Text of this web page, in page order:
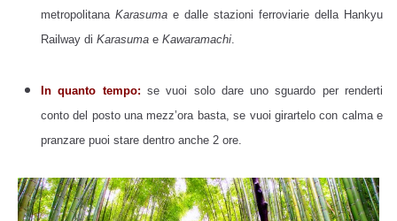
metropolitana Karasuma e dalle stazioni ferroviarie della Hankyu
Railway di Karasuma e Kawaramachi.
In quanto tempo: se vuoi solo dare uno sguardo per renderti
conto del posto una mezz’ora basta, se vuoi girartelo con calma e
pranzare puoi stare dentro anche 2 ore.